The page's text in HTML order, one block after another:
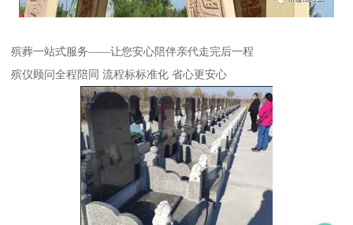
殡葬一站式服务——让您安心陪伴亲代走完后一程
殡仪顾问全程陪同 流程标标准化 省心更安心